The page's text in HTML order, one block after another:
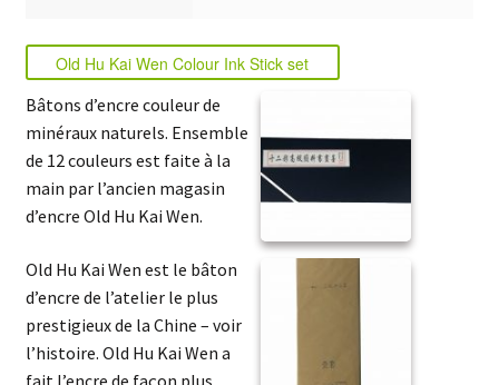
Old Hu Kai Wen Colour Ink Stick set
Bâtons d’encre couleur de
minéraux naturels. Ensemble
de 12 couleurs est faite à la
main par l’ancien magasin
d’encre Old Hu Kai Wen.
Old Hu Kai Wen est le bâton
d’encre de l’atelier le plus
prestigieux de la Chine – voir
l’histoire. Old Hu Kai Wen a
fait l’encre de façon plus